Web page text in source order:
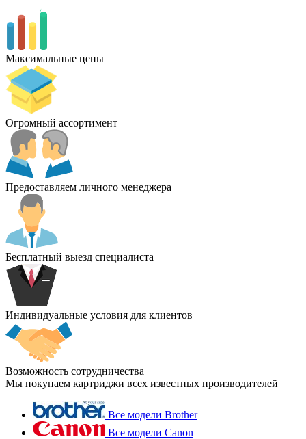
Максимальные цены
Огромный ассортимент
Предоставляем личного менеджера
Бесплатный выезд специалиста
Индивидуальные условия для клиентов
Возможность сотрудничества
Мы покупаем картриджи всех известных производителей
Все модели Brother
Все модели Canon